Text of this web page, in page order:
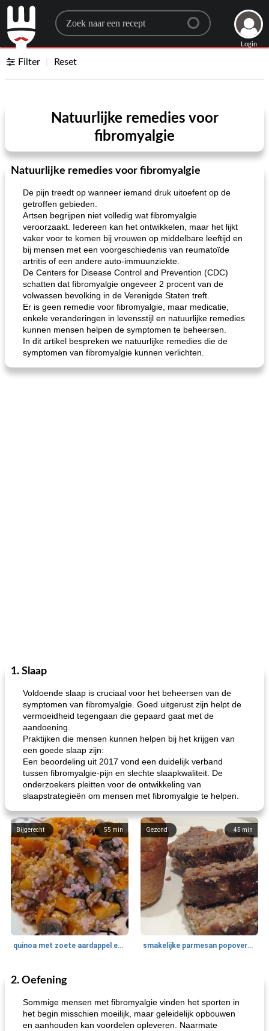
Search for a recipe
Login
Filter Reset
Natuurlijke remedies voor
fibromyalgie
Natuurlijke remedies voor fibromyalgie
De pijn treedt op wanneer iemand druk uitoefent op de
getroffen gebieden.
Artsen begrijpen niet volledig wat fibromyalgie
veroorzaakt. Iedereen kan het ontwikkelen, maar het lijkt
vaker voor te komen bij vrouwen op middelbare leeftijd en
bij mensen met een voorgeschiedenis van reumatoïde
artritis of een andere auto-immuunziekte.
De Centers for Disease Control and Prevention (CDC)
schatten dat fibromyalgie ongeveer 2 procent van de
volwassen bevolking in de Verenigde Staten treft.
Er is geen remedie voor fibromyalgie, maar medicatie,
enkele veranderingen in levensstijl en natuurlijke remedies
kunnen mensen helpen de symptomen te beheersen.
In dit artikel bespreken we natuurlijke remedies die de
symptomen van fibromyalgie kunnen verlichten.
1. Slaap
Voldoende slaap is cruciaal voor het beheersen van de
symptomen van fibromyalgie. Goed uitgerust zijn helpt de
vermoeidheid tegengaan die gepaard gaat met de
aandoening.
Praktijken die mensen kunnen helpen bij het krijgen van
een goede slaap zijn:
Een beoordeling uit 2017 vond een duidelijk verband
tussen fibromyalgie-pijn en slechte slaapkwaliteit. De
onderzoekers pleitten voor de ontwikkeling van
slaapstrategieën om mensen met fibromyalgie te helpen.
55 min
Bijgerecht
quinoa met zoete aardappel en champignons
45min
Gezond
smakelijke parmesan popovers (gezonder!)
One Dish Meal
2. Oefening
Sommige mensen met fibromyalgie vinden het sporten in
het begin misschien moeilijk, maar geleidelijk opbouwen
en aanhouden kan voordelen opleveren. Naarmate